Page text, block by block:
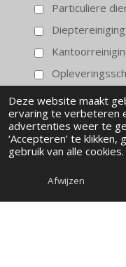
Deze website maakt
ervaring te verbeteren
advertenties weer te
‘Accepteren’ te
gebruik van alle cookies.
Afwijzen
Particuliere
Dieptereiniging
Informatie
Bericht *
E-mailadres